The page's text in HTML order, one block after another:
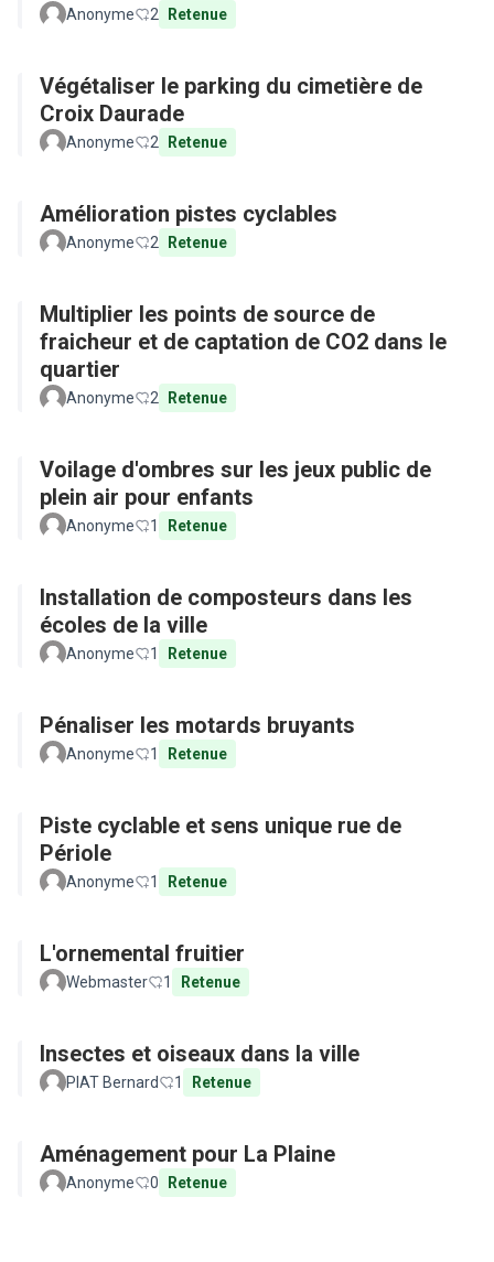
Anonyme 2 Retenue
Végétaliser le parking du cimetière de
Croix Daurade
Anonyme 2 Retenue
Amélioration pistes cyclables
Anonyme 2 Retenue
Multiplier les points de source de
fraicheur et de captation de CO2 dans le
quartier
Anonyme 2 Retenue
Voilage d'ombres sur les jeux public de
plein air pour enfants
Anonyme 1 Retenue
Installation de composteurs dans les
écoles de la ville
Anonyme 1 Retenue
Pénaliser les motards bruyants
Anonyme 1 Retenue
Piste cyclable et sens unique rue de
Périole
Anonyme 1 Retenue
L'ornemental fruitier
Webmaster 1 Retenue
Insectes et oiseaux dans la ville
PIAT Bernard 1 Retenue
Aménagement pour La Plaine
Anonyme 0 Retenue